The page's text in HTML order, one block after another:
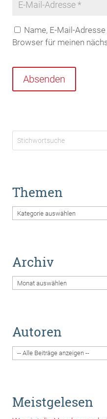
Name, E-Mail-
Browser für meinen
Absenden
Themen
Themen
Archiv
Archiv
Autoren
Meistgelesen